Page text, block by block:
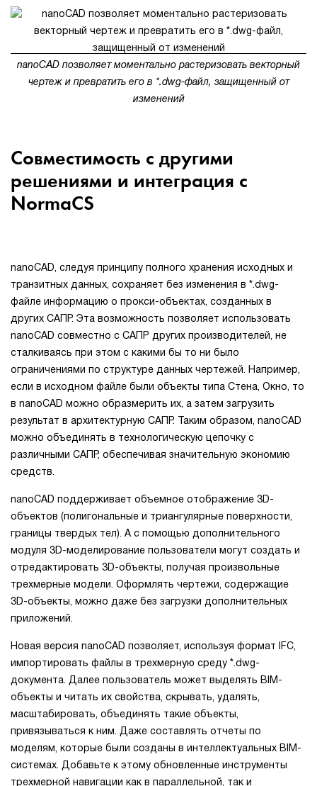
nanoCAD позволяет моментально растеризовать векторный
чертеж и превратить его в *.dwg-файл, защищенный от
изменений
Совместимость с другими
решениями и интеграция с
NormaCS
nanoCAD, следуя принципу полного хранения исходных и
транзитных данных, сохраняет без изменения в *.dwg-
файле информацию о прокси-объектах, созданных в
других САПР. Эта возможность позволяет использовать
nanoCAD совместно с САПР других производителей, не
сталкиваясь при этом с какими бы то ни было
ограничениями по структуре данных чертежей. Например,
если в исходном файле были объекты типа Стена, Окно, то
в nanoCAD можно образмерить их, а затем загрузить
результат в архитектурную САПР. Таким образом, nanoCAD
можно объединять в технологическую цепочку с
различными САПР, обеспечивая значительную экономию
средств.
nanoCAD поддерживает объемное отображение 3D-
объектов (полигональные и триангулярные поверхности,
границы твердых тел). А с помощью дополнительного
модуля 3D-моделирование пользователи могут создать и
отредактировать 3D-объекты, получая произвольные
трехмерные модели. Оформлять чертежи, содержащие
3D-объекты, можно даже без загрузки дополнительных
приложений.
Новая версия nanoCAD позволяет, используя формат IFC,
импортировать файлы в трехмерную среду *.dwg-
документа. Далее пользователь может выделять BIM-
объекты и читать их свойства, скрывать, удалять,
масштабировать, объединять такие объекты,
привязываться к ним. Даже составлять отчеты по
моделям, которые были созданы в интеллектуальных BIM-
системах. Добавьте к этому обновленные инструменты
трехмерной навигации как в параллельной, так и